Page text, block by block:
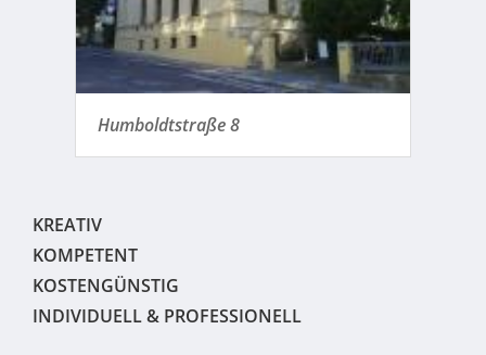
Humboldtstraße 8
KREATIV
KOMPETENT
KOSTENGÜNSTIG
INDIVIDUELL & PROFESSIONELL